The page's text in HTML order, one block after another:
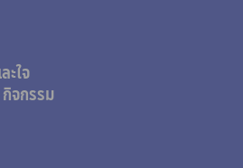
ะใจ
กิจกรรม